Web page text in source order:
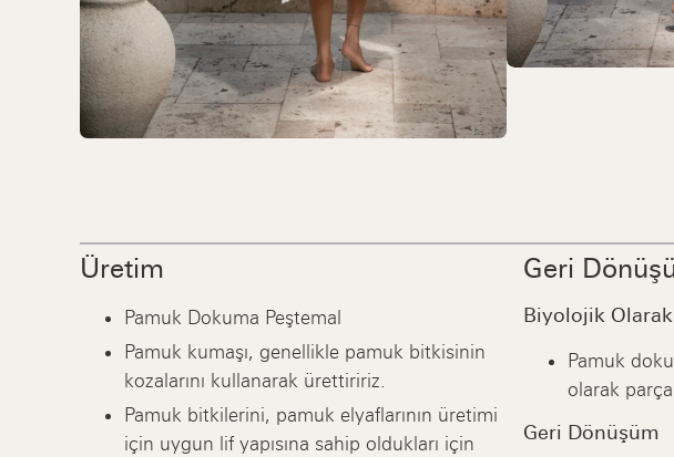
Üretim
Pamuk Dokuma Peştemal
Pamuk kumaşı, genellikle pamuk bitkisinin
kozalarını kullanarak ürettiririz.
Pamuk bitkilerini, pamuk elyaflarının üretimi
için uygun lif yapısına sahip oldukları için
Geri
Biyolojik
Pamuk
olarak
Geri Dönüşüm